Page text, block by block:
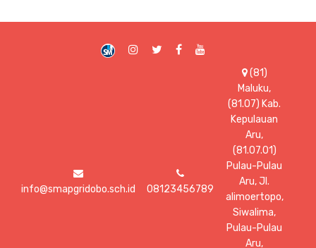
info@smapgridobo.sch.id 08123456789
(81)
Maluku,
(81.07) Kab.
Kepulauan
Aru,
(81.07.01)
Pulau-Pulau
Aru, Jl.
alimoertopo,
Siwalima,
Pulau-Pulau
Aru,